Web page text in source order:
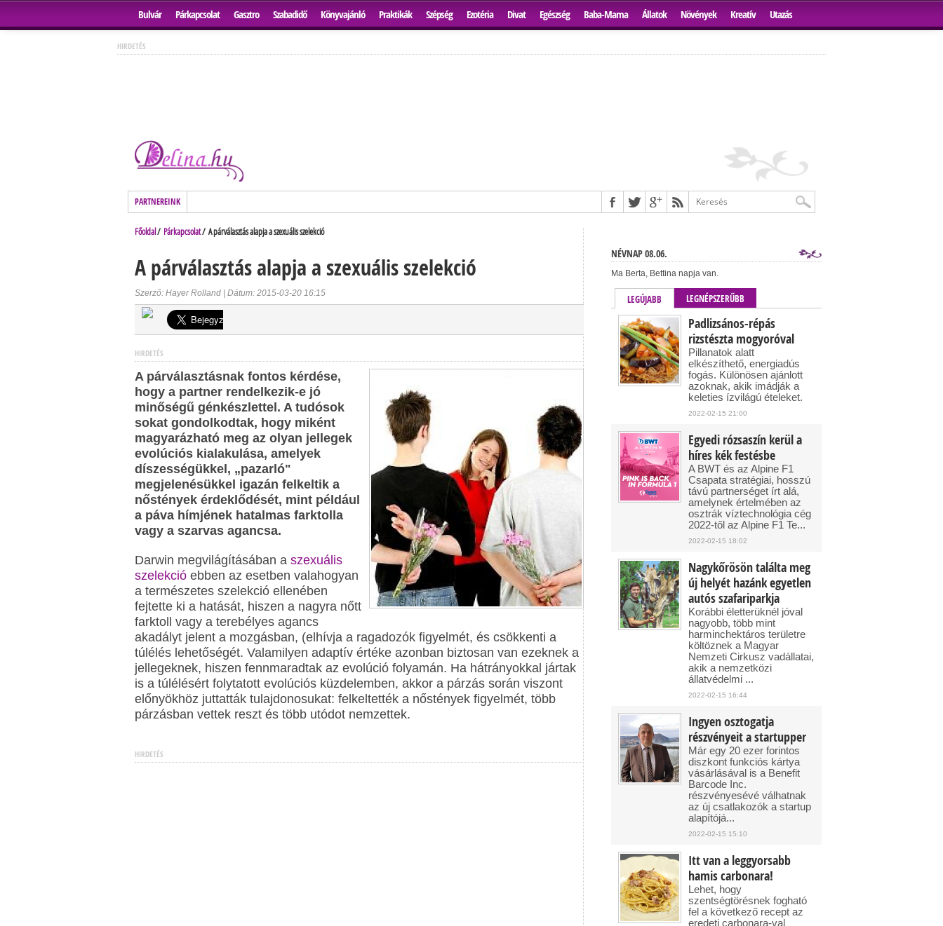
Bulvár Párkapcsolat Gasztro Szabadidő Könyvajánló Praktikák Szépség Ezotéria Divat Egészség Baba-Mama Állatok Növények Kreatív Utazás
HIRDETÉS
PARTNEREINK
Főoldal/ Párkapcsolat/ A párválasztás alapja a szexuális szelekció
A párválasztás alapja a szexuális szelekció
Szerző: Hayer Rolland | Dátum: 2015-03-20 16:15
HIRDETÉS
A párválasztásnak fontos kérdése,
hogy a partner rendelkezik-e jó
minőségű génkészlettel. A tudósok
sokat gondolkodtak, hogy miként
magyarázható meg az olyan jellegek
evolúciós kialakulása, amelyek
díszességükkel, „pazarló"
megjelenésükkel igazán felkeltik a
nőstények érdeklődését, mint például
a páva hímjének hatalmas farktolla
vagy a szarvas agancsa.
Darwin megvilágításában a szexuális
szelekció ebben az esetben valahogyan
a természetes szelekció ellenében
fejtette ki a hatását, hiszen a nagyra nőtt
farktoll vagy a terebélyes agancs
akadályt jelent a mozgásban, (elhívja a ragadozók figyelmét, és csökkenti a
túlélés lehetőségét. Valamilyen adaptív értéke azonban biztosan van ezeknek a
jellegeknek, hiszen fennmaradtak az evolúció folyamán. Ha hátrányokkal jártak
is a túlélésért folytatott evolúciós küzdelemben, akkor a párzás során viszont
előnyökhöz juttatták tulajdonosukat: felkeltették a nőstények figyelmét, több
párzásban vettek reszt és több utódot nemzettek.
HIRDETÉS
NÉVNAP 08.06.
Ma Berta, Bettina napja van.
LEGÚJABB LEGNÉPSZERŰBB
Padlizsános-répás
rizstészta mogyoróval
Pillanatok alatt
elkészíthető, energiadús
fogás. Különösen ajánlott
azoknak, akik imádják a
keleties ízvilágú ételeket.
2022-02-15 21:00
Egyedi rózsaszín kerül a
híres kék festésbe
A BWT és az Alpine F1
Csapata stratégiai, hosszú
távú partnerséget írt alá,
amelynek értelmében az
osztrák víztechnológia cég
2022-től az Alpine F1 Te...
2022-02-15 18:02
Nagykőrösön találta meg
új helyét hazánk egyetlen
autós szafariparkja
Korábbi életterüknél jóval
nagyobb, több mint
harminchektáros területre
költöznek a Magyar
Nemzeti Cirkusz vadállatai,
akik a nemzetközi
állatvédelmi ...
2022-02-15 16:44
Ingyen osztogatja
részvényeit a startupper
Már egy 20 ezer forintos
diszkont funkciós kártya
vásárlásával is a Benefit
Barcode Inc.
részvényesévé válhatnak
az új csatlakozók a startup
alapítójá...
2022-02-15 15:10
Itt van a leggyorsabb
hamis carbonara!
Lehet, hogy
szentségtörésnek fogható
fel a következő recept az
eredeti carbonara-val